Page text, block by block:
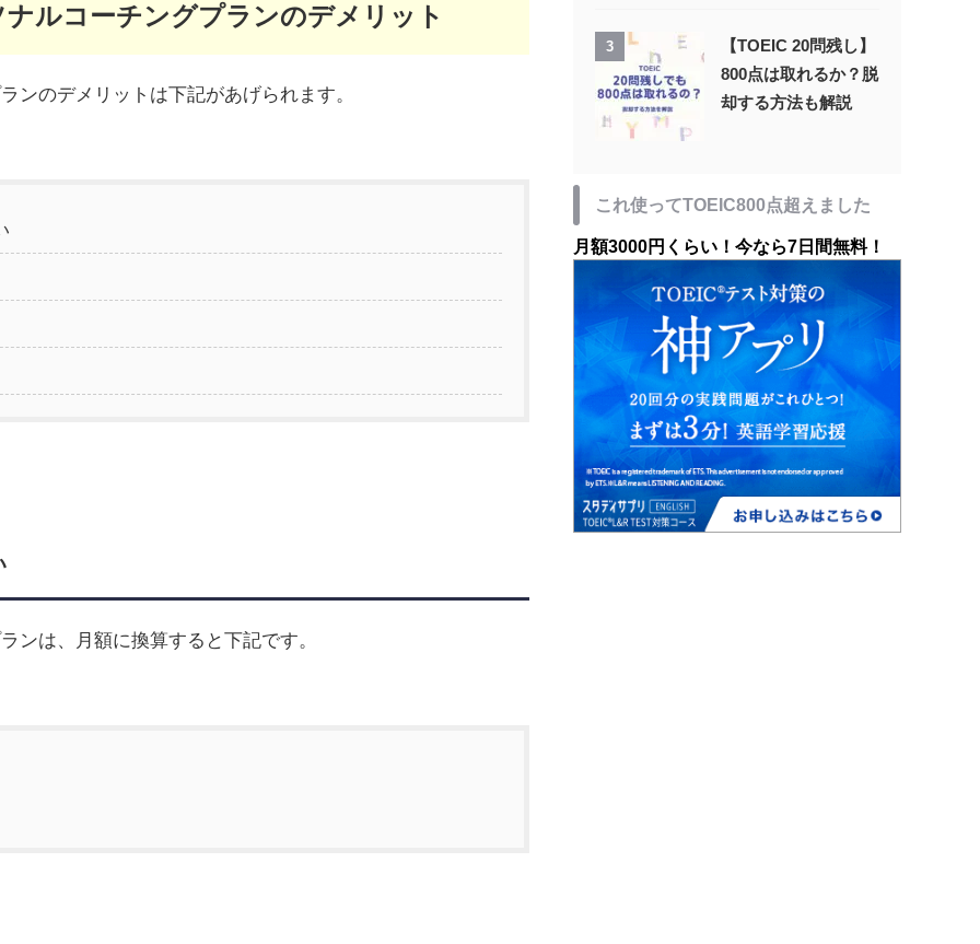
ルコーチングプランのデメリット
ンのデメリットは下記があげられます。
ンは、月額に換算すると下記です。
3
【TOEIC 20問残し】
800点は取れるか？脱
却する方法も解説
これ使ってTOEIC800点超えました
月額3000円くらい！今なら7日間無料！